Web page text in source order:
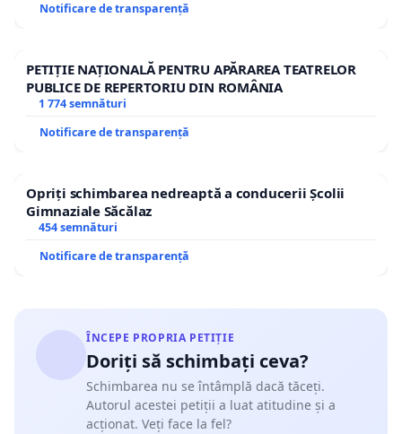
Notificare de transparență
PETIȚIE NAȚIONALĂ PENTRU APĂRAREA TEATRELOR
PUBLICE DE REPERTORIU DIN ROMÂNIA
1 774 semnături
Notificare de transparență
Opriți schimbarea nedreaptă a conducerii Școlii
Gimnaziale Săcălaz
454 semnături
Notificare de transparență
ÎNCEPE PROPRIA PETIȚIE
Doriți să schimbați ceva?
Schimbarea nu se întâmplă dacă tăceți.
Autorul acestei petiții a luat atitudine și a
acționat. Veți face la fel?